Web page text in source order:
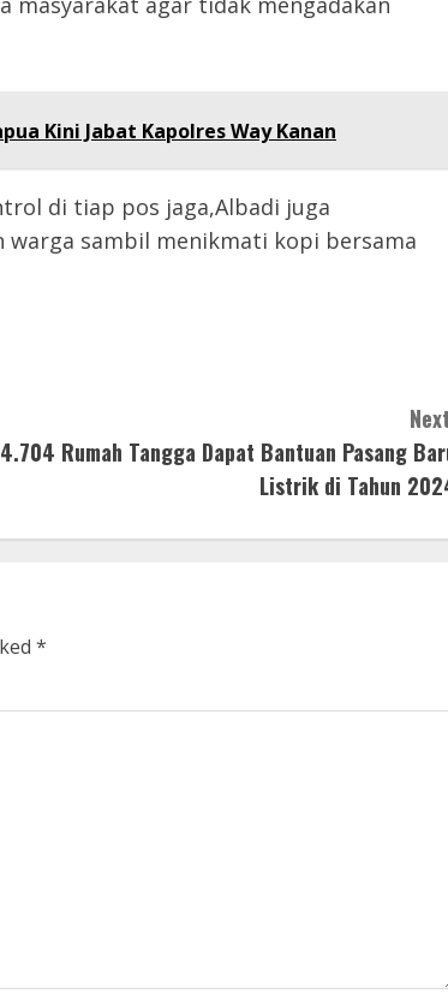
Kini Jabat Kapolres Way Kanan
di tiap pos jaga,Albadi juga
sambil menikmati kopi bersama
Rumah Tangga Dapat Bantuan Pasang
Listrik di Tahun
*